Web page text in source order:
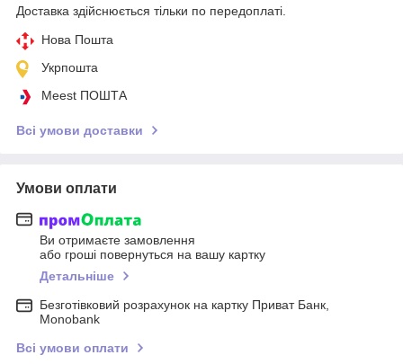
Доставка здійснюється тільки по передоплаті.
Нова Пошта
Укрпошта
Meest ПОШТА
Всі умови доставки
Умови оплати
Ви отримаєте замовлення
або гроші повернуться на вашу картку
Детальніше
Безготівковий розрахунок на картку Приват Банк,
Monobank
Всі умови оплати